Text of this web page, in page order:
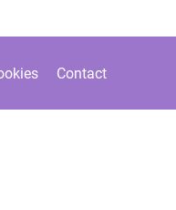
Contact